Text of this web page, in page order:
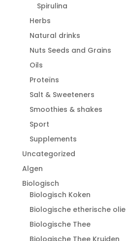
Spirulina
Herbs
Natural drinks
Nuts Seeds and Grains
Oils
Proteïns
Salt & Sweeteners
Smoothies & shakes
Sport
Supplements
Uncategorized
Algen
Biologisch
Biologisch Koken
Biologische etherische olie
Biologische Thee
Biologische Thee Kruiden